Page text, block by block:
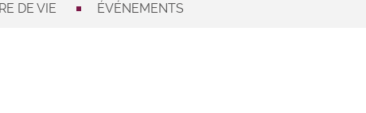
DE VIE ÉVÉNEMENTS